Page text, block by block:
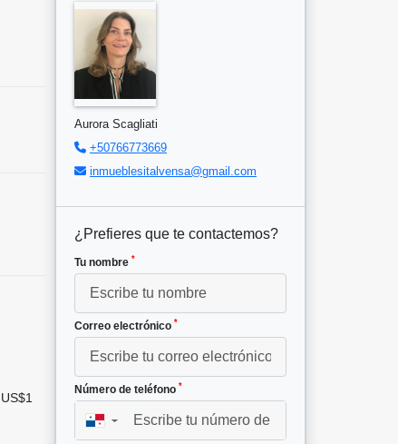
US$1
Aurora Scagliati
+50766773669
inmueblesitalvensa@gmail.com
¿Prefieres que te contactemos?
Tu nombre *
Correo electrónico *
Número de teléfono *
▼